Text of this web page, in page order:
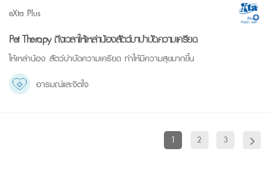
eXta Plus
Pet Therapy ถึงเวลาให้เหล่าน้องสัตว์มาบำบัดความเครียด
ให้เหล่าน้อง สัตว์บำบัดความเครียด ทำให้มีความสุขมากขึ้น
อารมณ์และจิตใจ
1 2 3